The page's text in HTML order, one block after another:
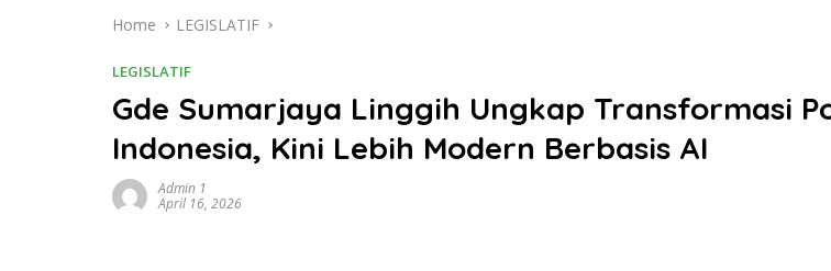
Home LEGISLATIF
LEGISLATIF
Gde Sumarjaya Linggih Ungkap Transformasi
Indonesia, Kini Lebih Modern Berbasis AI
Admin 1
April 16, 2026